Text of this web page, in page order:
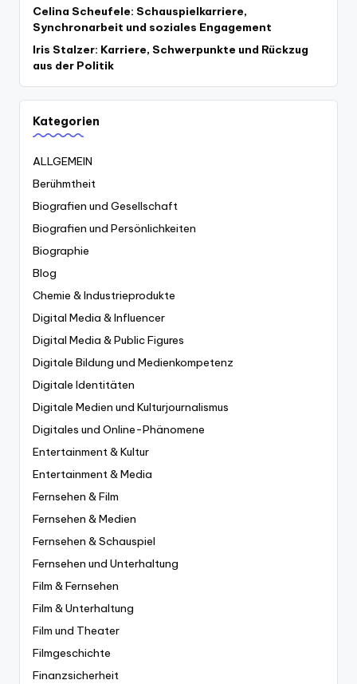
Celina Scheufele: Schauspielkarriere,
Synchronarbeit und soziales Engagement
Iris Stalzer: Karriere, Schwerpunkte und Rückzug
aus der Politik
Kategorien
ALLGEMEIN
Berühmtheit
Biografien und Gesellschaft
Biografien und Persönlichkeiten
Biographie
Blog
Chemie & Industrieprodukte
Digital Media & Influencer
Digital Media & Public Figures
Digitale Bildung und Medienkompetenz
Digitale Identitäten
Digitale Medien und Kulturjournalismus
Digitales und Online-Phänomene
Entertainment & Kultur
Entertainment & Media
Fernsehen & Film
Fernsehen & Medien
Fernsehen & Schauspiel
Fernsehen und Unterhaltung
Film & Fernsehen
Film & Unterhaltung
Film und Theater
Filmgeschichte
Finanzsicherheit